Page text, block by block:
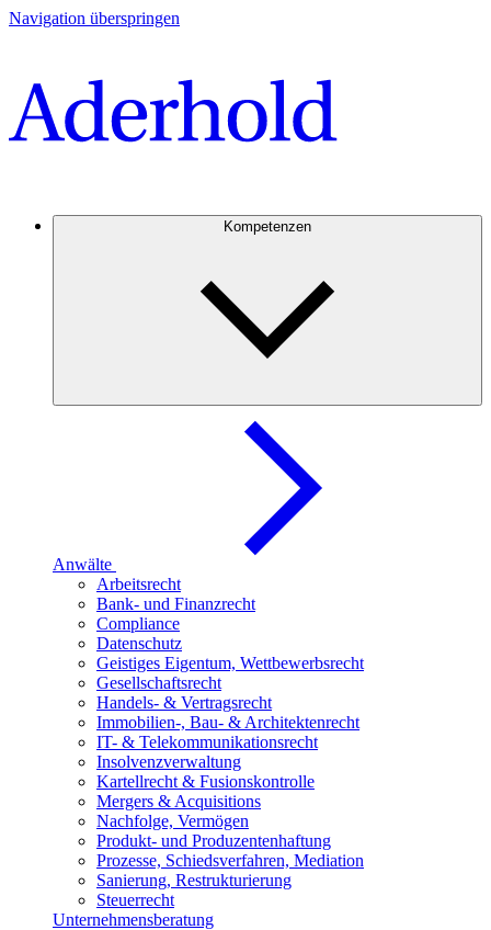
Navigation überspringen
Kompetenzen
Anwälte
Arbeitsrecht
Bank- und Finanzrecht
Compliance
Datenschutz
Geistiges Eigentum, Wettbewerbsrecht
Gesellschaftsrecht
Handels- & Vertragsrecht
Immobilien-, Bau- & Architektenrecht
IT- & Telekommunikationsrecht
Insolvenzverwaltung
Kartellrecht & Fusionskontrolle
Mergers & Acquisitions
Nachfolge, Vermögen
Produkt- und Produzentenhaftung
Prozesse, Schiedsverfahren, Mediation
Sanierung, Restrukturierung
Steuerrecht
Unternehmensberatung